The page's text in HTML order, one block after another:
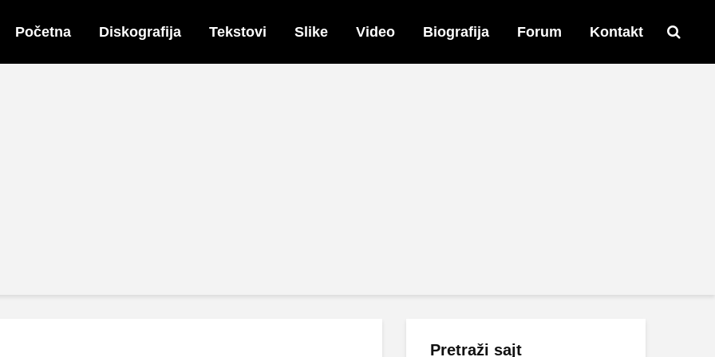
Početna Diskografija Tekstovi Slike Video Biografija Forum Kontakt
Pretraži sajt